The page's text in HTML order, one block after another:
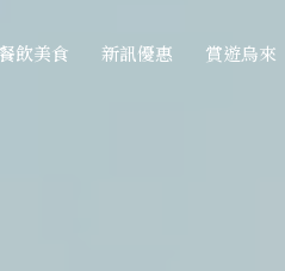
餐飲美食 新訊優惠 賞遊烏來